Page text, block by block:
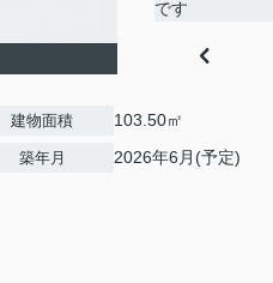
建物面積 103.50㎡
築年月 2026年6月(予定)